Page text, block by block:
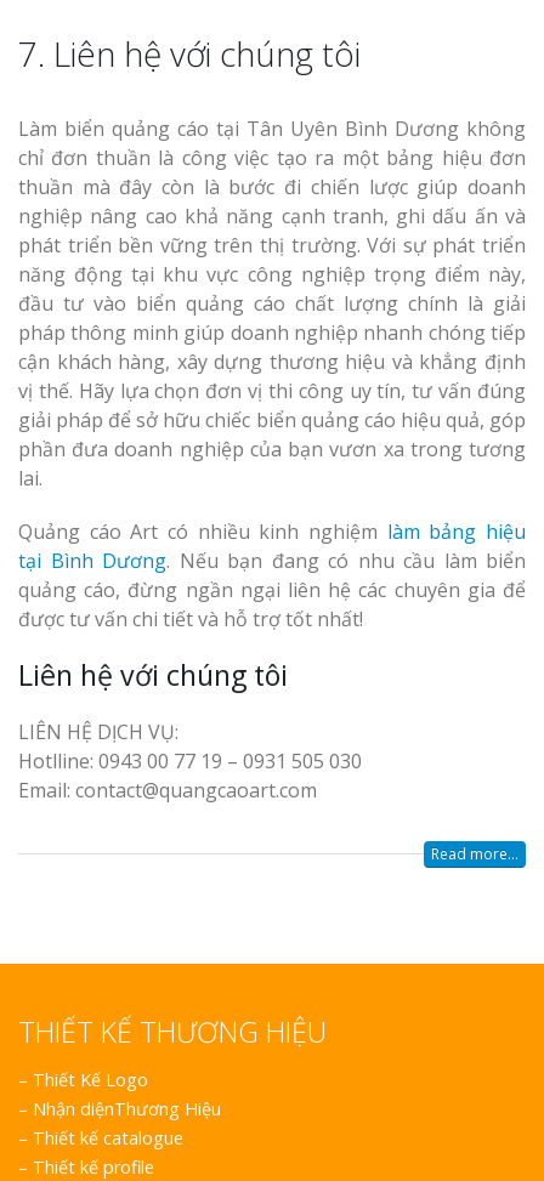
7. Liên hệ với chúng tôi
Làm biển quảng cáo tại Tân Uyên Bình Dương không
chỉ đơn thuần là công việc tạo ra một bảng hiệu đơn
thuần mà đây còn là bước đi chiến lược giúp doanh
nghiệp nâng cao khả năng cạnh tranh, ghi dấu ấn và
phát triển bền vững trên thị trường. Với sự phát triển
năng động tại khu vực công nghiệp trọng điểm này,
đầu tư vào biển quảng cáo chất lượng chính là giải
pháp thông minh giúp doanh nghiệp nhanh chóng tiếp
cận khách hàng, xây dựng thương hiệu và khẳng định
vị thế. Hãy lựa chọn đơn vị thi công uy tín, tư vấn đúng
giải pháp để sở hữu chiếc biển quảng cáo hiệu quả, góp
phần đưa doanh nghiệp của bạn vươn xa trong tương
lai.
Quảng cáo Art có nhiều kinh nghiệm làm bảng hiệu
tại Bình Dương. Nếu bạn đang có nhu cầu làm biển
quảng cáo, đừng ngần ngại liên hệ các chuyên gia để
được tư vấn chi tiết và hỗ trợ tốt nhất!
Liên hệ với chúng tôi
LIÊN HỆ DỊCH VỤ:
Hotlline: 0943 00 77 19 – 0931 505 030
Email: contact@quangcaoart.com
Read more...
THIẾT KẾ THƯƠNG HIỆU
– Thiết Kế Logo
– Nhận diệnThương Hiệu
– Thiết kế catalogue
– Thiết kế profile